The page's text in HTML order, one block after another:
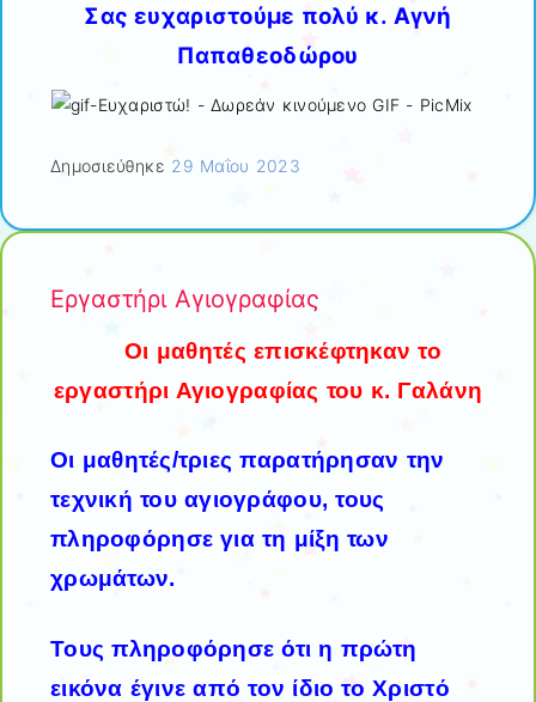
Σας ευχαριστούμε πολύ κ. Αγνή
Παπαθεοδώρου
Δημοσιεύθηκε 29 Μαΐου 2023
Εργαστήρι Αγιογραφίας
Οι μαθητές επισκέφτηκαν το
εργαστήρι Αγιογραφίας του κ. Γαλάνη
Οι μαθητές/τριες παρατήρησαν την
τεχνική του αγιογράφου, τους
πληροφόρησε για τη μίξη των
χρωμάτων.
Τους πληροφόρησε ότι η πρώτη
εικόνα έγινε από τον ίδιο το Χριστό